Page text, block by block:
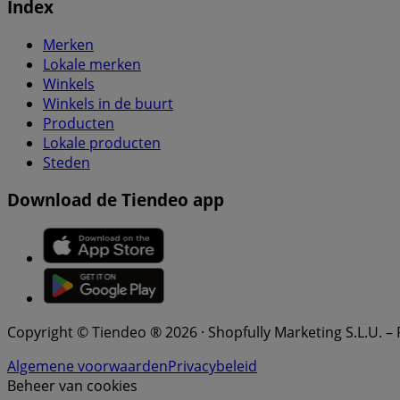
Index
Merken
Lokale merken
Winkels
Winkels in de buurt
Producten
Lokale producten
Steden
Download de Tiendeo app
Copyright © Tiendeo ® 2026 · Shopfully Marketing S.L.U.
Algemene voorwaardenPrivacybeleid
Beheer van cookies